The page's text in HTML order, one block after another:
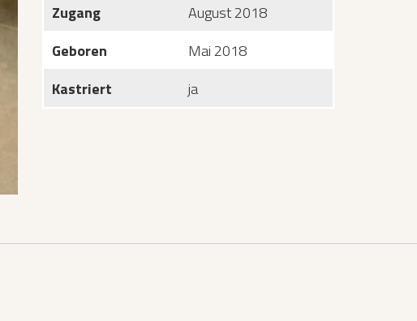
Zugang
August 2018
Geboren
Mai 2018
Kastriert
ja